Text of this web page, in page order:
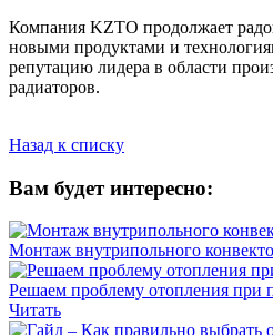
Компания KZTO продолжает
новыми продуктами и
репутацию лидера в области
радиаторов.
Назад к списку
Вам будет интересно:
Монтаж внутрипольного
Решаем проблему отопления при
Читать